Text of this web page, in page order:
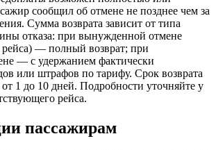
сообщил об отмене не позднее чем за
Сумма возврата зависит от типа
отказа: при вынужденной отмене
— полный возврат; при
— с удержанием фактически
или штрафов по тарифу. Срок возврата
1 до 10 дней. Подробности уточняйте у
рейса.
пассажирам